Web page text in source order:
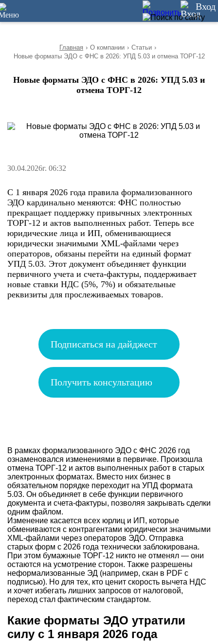
10 Вход
Главная › О компании › Статьи ›
Новые форматы ЭДО с ФНС в 2026: УПД 5.03 и отмена ТОРГ-12
Новые форматы ЭДО с ФНС в 2026: УПД 5.03 и
отмена ТОРГ-12
30.04.2026г. 06:32
С 1 января 2026 года правила формализованного
ЭДО кардинально меняются: ФНС полностью
прекращает поддержку привычных электронных
ТОРГ-12 и актов выполненных работ. Теперь все
юридические лица и ИП, обменивающиеся
юридически значимыми XML-файлами через
операторов, обязаны перейти на единый формат
УПД 5.03. Этот документ объединяет функции
первичного учета и счета-фактуры, поддерживает
новые ставки НДС (5%, 7%) и обязательные
реквизиты для прослеживаемых товаров.
Подписаться на дайджест
Получить консультацию
В рамках формализованного ЭДО с ФНС 2026 год
ознаменовался изменениями в первичке. Произошла
отмена ТОРГ‑12 и актов выполненных работ в старых
электронных форматах. Вместо них бизнес в
обязательном порядке переходит на УПД формата
5.03. Он объединяет в себе функции первичного
документа и счета-фактуры, позволяя закрывать сделки
одним файлом.
Изменение касается всех юрлиц и ИП, которые
обмениваются с контрагентами юридически значимыми
XML-файлами через операторов ЭДО. Отправка
старых форм с 2026 года технически заблокирована.
При этом бумажные ТОРГ-12 никто не отменял — они
остаются на усмотрение сторон. Также разрешены
неформализованные ЭД (например, скан в PDF с
подписью). Но для тех, кто ценит скорость вычета НДС
и хочет избегать лишних запросов от налоговой,
переход стал фактическим стандартом.
Какие форматы ЭДО утратили
силу с 1 января 2026 года